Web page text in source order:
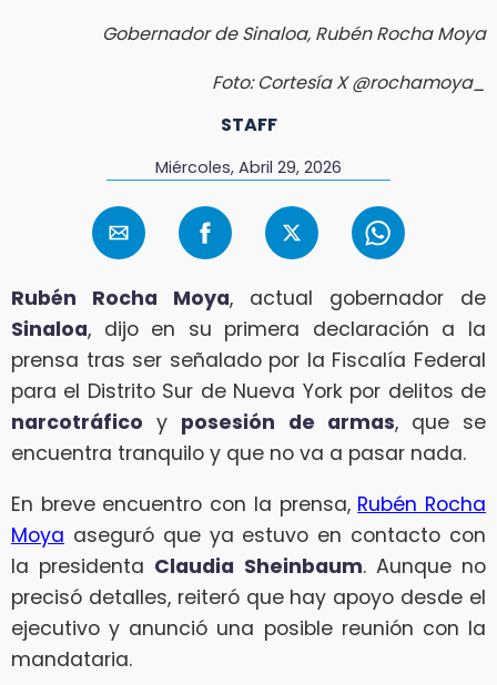
Gobernador de Sinaloa, Rubén Rocha Moya
Foto: Cortesía X @rochamoya_
STAFF
Miércoles, Abril 29, 2026
Rubén Rocha Moya, actual gobernador de
Sinaloa, dijo en su primera declaración a la
prensa tras ser señalado por la Fiscalía Federal
para el Distrito Sur de Nueva York por delitos de
narcotráfico y posesión de armas, que se
encuentra tranquilo y que no va a pasar nada.
En breve encuentro con la prensa, Rubén Rocha
Moya aseguró que ya estuvo en contacto con
la presidenta Claudia Sheinbaum. Aunque no
precisó detalles, reiteró que hay apoyo desde el
ejecutivo y anunció una posible reunión con la
mandataria.